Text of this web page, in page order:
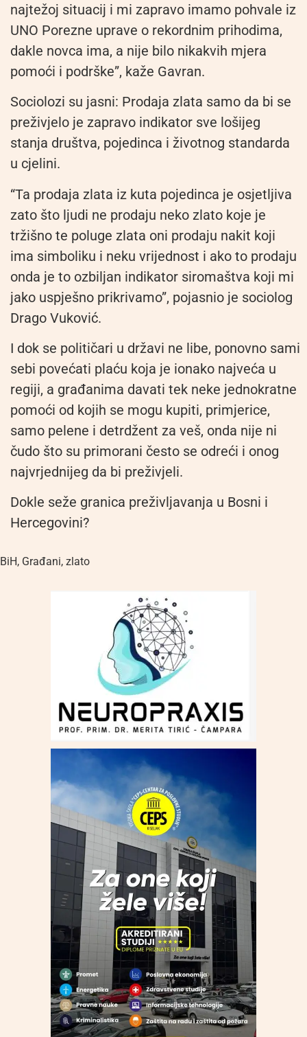
najtežoj situacij i mi zapravo imamo pohvale iz
UNO Porezne uprave o rekordnim prihodima,
dakle novca ima, a nije bilo nikakvih mjera
pomoći i podrške”, kaže Gavran.
Sociolozi su jasni: Prodaja zlata samo da bi se
preživjelo je zapravo indikator sve lošijeg
stanja društva, pojedinca i životnog standarda
u cjelini.
“Ta prodaja zlata iz kuta pojedinca je osjetljiva
zato što ljudi ne prodaju neko zlato koje je
tržišno te poluge zlata oni prodaju nakit koji
ima simboliku i neku vrijednost i ako to prodaju
onda je to ozbiljan indikator siromaštva koji mi
jako uspješno prikrivamo”, pojasnio je sociolog
Drago Vuković.
I dok se političari u državi ne libe, ponovno sami
sebi povećati plaću koja je ionako najveća u
regiji, a građanima davati tek neke jednokratne
pomoći od kojih se mogu kupiti, primjerice,
samo pelene i detrdžent za veš, onda nije ni
čudo što su primorani često se odreći i onog
najvrjednijeg da bi preživjeli.
Dokle seže granica preživljavanja u Bosni i
Hercegovini?
BiH, Građani, zlato